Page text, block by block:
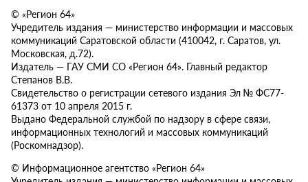
© «Регион 64»
Учредитель издания — министерство информации и массовых
коммуникаций Саратовской области (410042, г. Саратов, ул.
Московская, д.72).
Издатель — ГАУ СМИ СО «Регион 64». Главный редактор
Степанов В.В.
Свидетельство о регистрации сетевого издания Эл № ФС77-
61373 от 10 апреля 2015 г.
Выдано Федеральной службой по надзору в сфере связи,
информационных технологий и массовых коммуникаций
(Роскомнадзор).
© Информационное агентство «Регион 64»